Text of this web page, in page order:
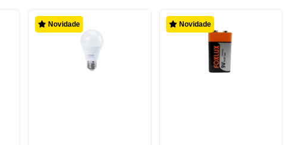
Novidade Novidade